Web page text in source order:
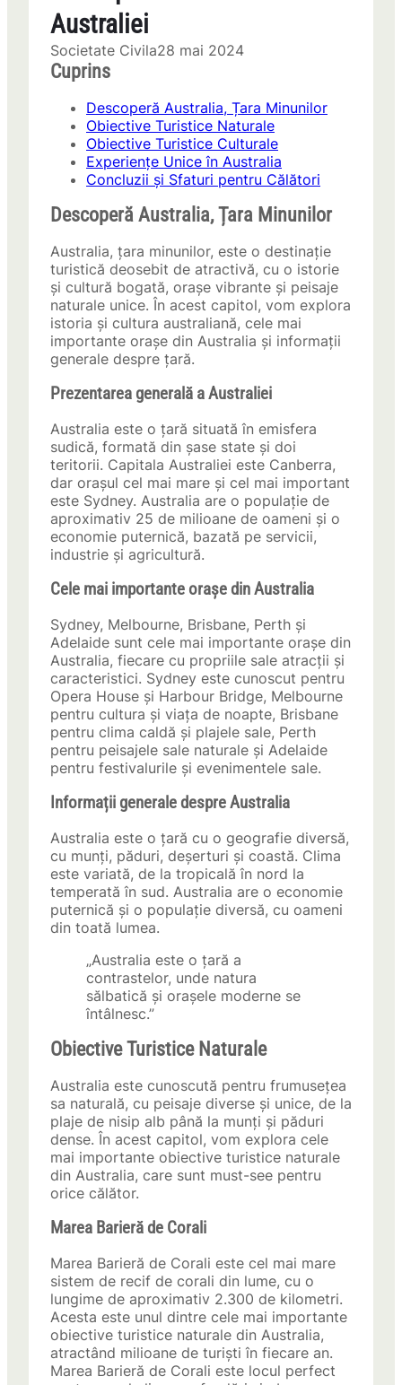
Australiei
Societate Civila28 mai 2024
Cuprins
Descoperă Australia, Țara Minunilor
Obiective Turistice Naturale
Obiective Turistice Culturale
Experiențe Unice în Australia
Concluzii și Sfaturi pentru Călători
Descoperă Australia, Țara Minunilor
Australia, țara minunilor, este o destinație
turistică deosebit de atractivă, cu o istorie
și cultură bogată, orașe vibrante și peisaje
naturale unice. În acest capitol, vom explora
istoria și cultura australiană, cele mai
importante orașe din Australia și informații
generale despre țară.
Prezentarea generală a Australiei
Australia este o țară situată în emisfera
sudică, formată din șase state și doi
teritorii. Capitala Australiei este Canberra,
dar orașul cel mai mare și cel mai important
este Sydney. Australia are o populație de
aproximativ 25 de milioane de oameni și o
economie puternică, bazată pe servicii,
industrie și agricultură.
Cele mai importante orașe din Australia
Sydney, Melbourne, Brisbane, Perth și
Adelaide sunt cele mai importante orașe din
Australia, fiecare cu propriile sale atracții și
caracteristici. Sydney este cunoscut pentru
Opera House și Harbour Bridge, Melbourne
pentru cultura și viața de noapte, Brisbane
pentru clima caldă și plajele sale, Perth
pentru peisajele sale naturale și Adelaide
pentru festivalurile și evenimentele sale.
Informații generale despre Australia
Australia este o țară cu o geografie diversă,
cu munți, păduri, deșerturi și coastă. Clima
este variată, de la tropicală în nord la
temperată în sud. Australia are o economie
puternică și o populație diversă, cu oameni
din toată lumea.
„Australia este o țară a
contrastelor, unde natura
sălbatică și orașele moderne se
întâlnesc.”
Obiective Turistice Naturale
Australia este cunoscută pentru frumusețea
sa naturală, cu peisaje diverse și unice, de la
plaje de nisip alb până la munți și păduri
dense. În acest capitol, vom explora cele
mai importante obiective turistice naturale
din Australia, care sunt must-see pentru
orice călător.
Marea Barieră de Corali
Marea Barieră de Corali este cel mai mare
sistem de recif de corali din lume, cu o
lungime de aproximativ 2.300 de kilometri.
Acesta este unul dintre cele mai importante
obiective turistice naturale din Australia,
atractând milioane de turiști în fiecare an.
Marea Barieră de Corali este locul perfect